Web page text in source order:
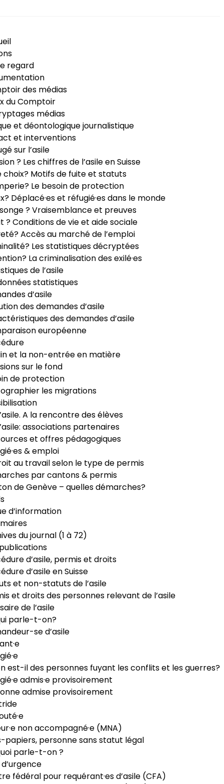
regard
des médias
du Comptoir
médias
et déontologique journalistique
et interventions
sur l’asile
? Les chiffres de l’asile en Suisse
choix? Motifs de fuite et statuts
Le besoin de protection
Déplacé·es et réfugié·es dans le monde
? Vraisemblance et preuves
? Conditions de vie et aide sociale
Accès au marché de l’emploi
Les statistiques décryptées
La criminalisation des exilé·es
de l’asile
statistiques
d’asile
des demandes d’asile
des demandes d’asile
européenne
et la non-entrée en matière
sur le fond
de protection
les migrations
A la rencontre des élèves
associations partenaires
et offres pédagogiques
& emploi
au travail selon le type de permis
par cantons & permis
de Genève – quelles démarches?
d’information
du journal (1 à 72)
d’asile, permis et droits
d’asile en Suisse
et non-statuts de l’asile
et droits des personnes relevant de l’asile
de l’asile
parle-t-on?
se d’asile
est-il des personnes fuyant les conflits et les guerres?
admis·e provisoirement
admise provisoirement
non accompagné·e (MNA)
papiers, personne sans statut légal
parle-t-on ?
fédéral pour requérant·es d’asile (CFA)